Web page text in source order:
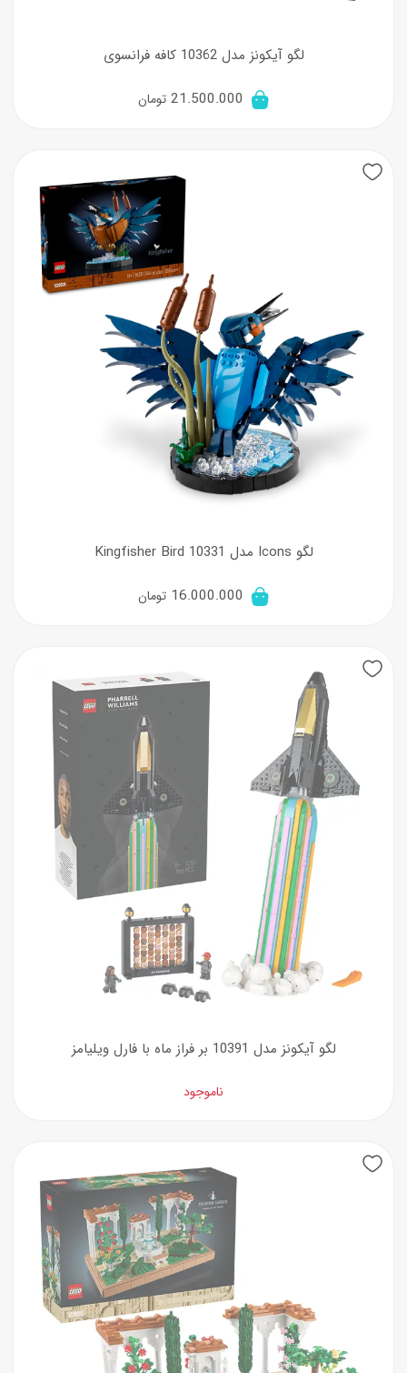
لگو آیکونز مدل 10362 کافه فرانسوی
21.500.000 تومان
لگو Icons مدل 10331 Kingfisher Bird
16.000.000 تومان
لگو آیکونز مدل 10391 بر فراز ماه با فارل ویلیامز
ناموجود